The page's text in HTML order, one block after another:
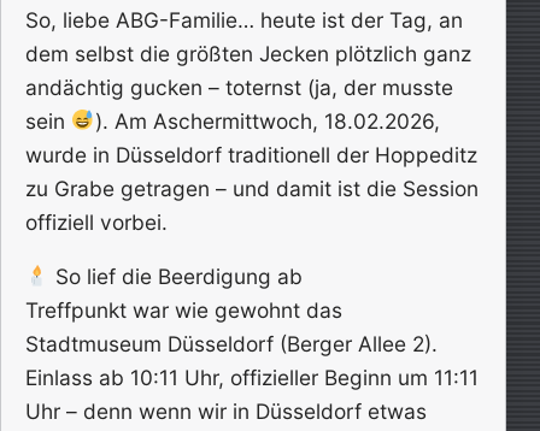
So, liebe ABG-Familie… heute ist der Tag, an
dem selbst die größten Jecken plötzlich ganz
andächtig gucken – toternst (ja, der musste
sein
). Am Aschermittwoch, 18.02.2026,
wurde in Düsseldorf traditionell der Hoppeditz
zu Grabe getragen – und damit ist die Session
offiziell vorbei.
So lief die Beerdigung ab
Treffpunkt war wie gewohnt das
Stadtmuseum Düsseldorf (Berger Allee 2).
Einlass ab 10:11 Uhr, offizieller Beginn um 11:11
Uhr – denn wenn wir in Düsseldorf etwas